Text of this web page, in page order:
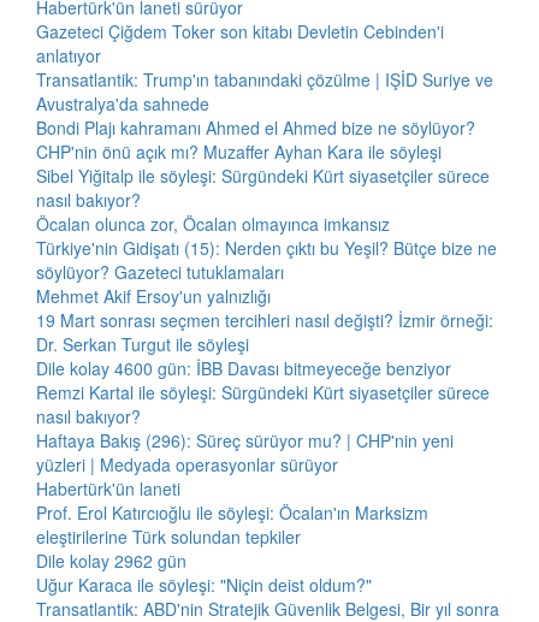
Habertürk'ün laneti sürüyor
Gazeteci Çiğdem Toker son kitabı Devletin Cebinden'i
anlatıyor
Transatlantik: Trump'ın tabanındaki çözülme | IŞİD Suriye ve
Avustralya'da sahnede
Bondi Plajı kahramanı Ahmed el Ahmed bize ne söylüyor?
CHP'nin önü açık mı? Muzaffer Ayhan Kara ile söyleşi
Sibel Yiğitalp ile söyleşi: Sürgündeki Kürt siyasetçiler sürece
nasıl bakıyor?
Öcalan olunca zor, Öcalan olmayınca imkansız
Türkiye'nin Gidişatı (15): Nerden çıktı bu Yeşil? Bütçe bize ne
söylüyor? Gazeteci tutuklamaları
Mehmet Akif Ersoy'un yalnızlığı
19 Mart sonrası seçmen tercihleri nasıl değişti? İzmir örneği:
Dr. Serkan Turgut ile söyleşi
Dile kolay 4600 gün: İBB Davası bitmeyeceğe benziyor
Remzi Kartal ile söyleşi: Sürgündeki Kürt siyasetçiler sürece
nasıl bakıyor?
Haftaya Bakış (296): Süreç sürüyor mu? | CHP'nin yeni
yüzleri | Medyada operasyonlar sürüyor
Habertürk'ün laneti
Prof. Erol Katırcıoğlu ile söyleşi: Öcalan'ın Marksizm
eleştirilerine Türk solundan tepkiler
Dile kolay 2962 gün
Uğur Karaca ile söyleşi: "Niçin deist oldum?"
Transatlantik: ABD'nin Stratejik Güvenlik Belgesi, Bir yıl sonra